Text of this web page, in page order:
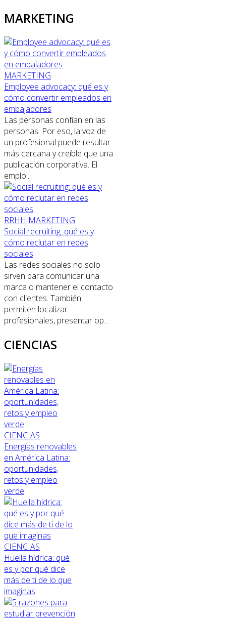
MARKETING
MARKETING
Employee advocacy: qué es y
cómo convertir empleados en
embajadores
Las personas confían en las
personas. Por eso, la voz de
un profesional puede resultar
más cercana y creíble que una
publicación corporativa. El
emplo...
RRHH MARKETING
Social recruiting: qué es y
cómo reclutar en redes
sociales
Las redes sociales no solo
sirven para comunicar una
marca o mantener el contacto
con clientes. También
permiten localizar
profesionales, presentar op...
CIENCIAS
CIENCIAS
Energías renovables
en América Latina:
oportunidades,
retos y empleo
verde
CIENCIAS
Huella hídrica: qué
es y por qué dice
más de ti de lo que
imaginas